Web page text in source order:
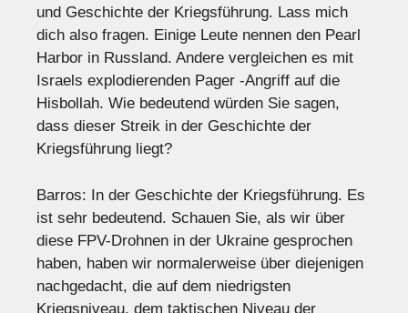
und Geschichte der Kriegsführung. Lass mich
dich also fragen. Einige Leute nennen den Pearl
Harbor in Russland. Andere vergleichen es mit
Israels explodierenden Pager -Angriff auf die
Hisbollah. Wie bedeutend würden Sie sagen,
dass dieser Streik in der Geschichte der
Kriegsführung liegt?
Barros: In der Geschichte der Kriegsführung. Es
ist sehr bedeutend. Schauen Sie, als wir über
diese FPV-Drohnen in der Ukraine gesprochen
haben, haben wir normalerweise über diejenigen
nachgedacht, die auf dem niedrigsten
Kriegsniveau, dem taktischen Niveau der